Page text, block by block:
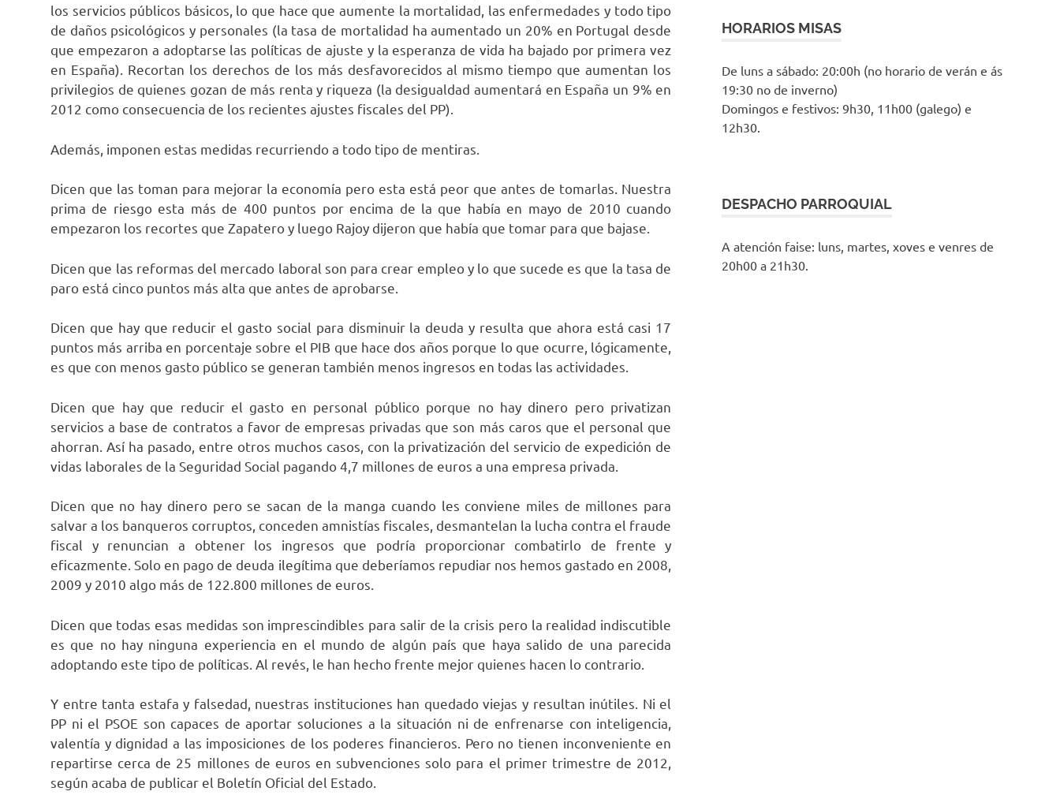
los servicios públicos básicos, lo que hace que aumente la mortalidad, las enfermedades y todo tipo
de daños psicológicos y personales (la tasa de mortalidad ha aumentado un 20% en Portugal desde
que empezaron a adoptarse las políticas de ajuste y la esperanza de vida ha bajado por primera vez
en España). Recortan los derechos de los más desfavorecidos al mismo tiempo que aumentan los
privilegios de quienes gozan de más renta y riqueza (la desigualdad aumentará en España un 9% en
2012 como consecuencia de los recientes ajustes fiscales del PP).
Además, imponen estas medidas recurriendo a todo tipo de mentiras.
Dicen que las toman para mejorar la economía pero esta está peor que antes de tomarlas. Nuestra
prima de riesgo esta más de 400 puntos por encima de la que había en mayo de 2010 cuando
empezaron los recortes que Zapatero y luego Rajoy dijeron que había que tomar para que bajase.
Dicen que las reformas del mercado laboral son para crear empleo y lo que sucede es que la tasa de
paro está cinco puntos más alta que antes de aprobarse.
Dicen que hay que reducir el gasto social para disminuir la deuda y resulta que ahora está casi 17
puntos más arriba en porcentaje sobre el PIB que hace dos años porque lo que ocurre, lógicamente,
es que con menos gasto público se generan también menos ingresos en todas las actividades.
Dicen que hay que reducir el gasto en personal público porque no hay dinero pero privatizan
servicios a base de contratos a favor de empresas privadas que son más caros que el personal que
ahorran. Así ha pasado, entre otros muchos casos, con la privatización del servicio de expedición de
vidas laborales de la Seguridad Social pagando 4,7 millones de euros a una empresa privada.
Dicen que no hay dinero pero se sacan de la manga cuando les conviene miles de millones para
salvar a los banqueros corruptos, conceden amnistías fiscales, desmantelan la lucha contra el fraude
fiscal y renuncian a obtener los ingresos que podría proporcionar combatirlo de frente y
eficazmente. Solo en pago de deuda ilegítima que deberíamos repudiar nos hemos gastado en 2008,
2009 y 2010 algo más de 122.800 millones de euros.
Dicen que todas esas medidas son imprescindibles para salir de la crisis pero la realidad indiscutible
es que no hay ninguna experiencia en el mundo de algún país que haya salido de una parecida
adoptando este tipo de políticas. Al revés, le han hecho frente mejor quienes hacen lo contrario.
Y entre tanta estafa y falsedad, nuestras instituciones han quedado viejas y resultan inútiles. Ni el
PP ni el PSOE son capaces de aportar soluciones a la situación ni de enfrenarse con inteligencia,
valentía y dignidad a las imposiciones de los poderes financieros. Pero no tienen inconveniente en
repartirse cerca de 25 millones de euros en subvenciones solo para el primer trimestre de 2012,
según acaba de publicar el Boletín Oficial del Estado.
HORARIOS MISAS
De luns a sábado: 20:00h (no horario de verán e ás
19:30 no de inverno)
Domingos e festivos: 9h30, 11h00 (galego) e
12h30.
DESPACHO PARROQUIAL
A atención faise: luns, martes, xoves e venres de
20h00 a 21h30.